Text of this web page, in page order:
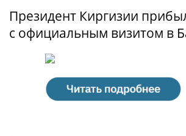
Президент Киргизии
с официальным визитом в